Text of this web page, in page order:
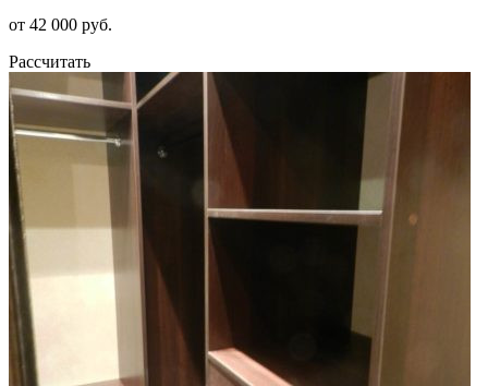
от 42 000 руб.
Рассчитать